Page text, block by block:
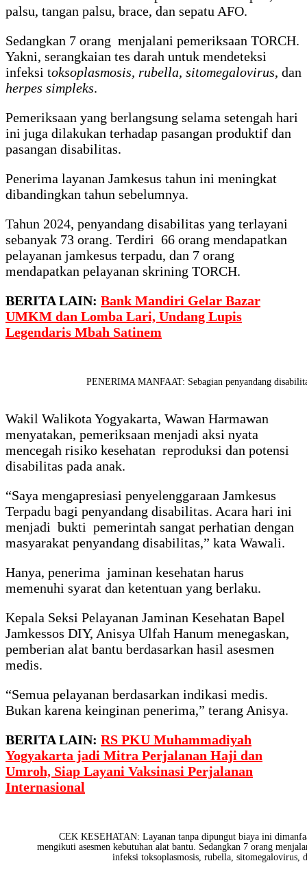
palsu, tangan palsu, brace, dan sepatu AFO.
Sedangkan 7 orang menjalani pemeriksaan TORCH.
Yakni, serangkaian tes darah untuk mendeteksi
infeksi toksoplasmosis, rubella, sitomegalovirus, dan
herpes simpleks.
Pemeriksaan yang berlangsung selama setengah hari
ini juga dilakukan terhadap pasangan produktif dan
pasangan disabilitas.
Penerima layanan Jamkesus tahun ini meningkat
dibandingkan tahun sebelumnya.
Tahun 2024, penyandang disabilitas yang terlayani
sebanyak 73 orang. Terdiri 66 orang mendapatkan
pelayanan jamkesus terpadu, dan 7 orang
mendapatkan pelayanan skrining TORCH.
BERITA LAIN: Bank Mandiri Gelar Bazar
UMKM dan Lomba Lari, Undang Lupis
Legendaris Mbah Satinem
PENERIMA MANFAAT: Sebagian penyandang
Wakil Walikota Yogyakarta, Wawan Harmawan
menyatakan, pemeriksaan menjadi aksi nyata
mencegah risiko kesehatan reproduksi dan potensi
disabilitas pada anak.
“Saya mengapresiasi penyelenggaraan Jamkesus
Terpadu bagi penyandang disabilitas. Acara hari ini
menjadi bukti pemerintah sangat perhatian dengan
masyarakat penyandang disabilitas,” kata Wawali.
Hanya, penerima jaminan kesehatan harus
memenuhi syarat dan ketentuan yang berlaku.
Kepala Seksi Pelayanan Jaminan Kesehatan Bapel
Jamkessos DIY, Anisya Ulfah Hanum menegaskan,
pemberian alat bantu berdasarkan hasil asesmen
medis.
“Semua pelayanan berdasarkan indikasi medis.
Bukan karena keinginan penerima,” terang Anisya.
BERITA LAIN: RS PKU Muhammadiyah
Yogyakarta jadi Mitra Perjalanan Haji dan
Umroh, Siap Layani Vaksinasi Perjalanan
Internasional
CEK KESEHATAN: Layanan tanpa dipungut biaya ini
mengikuti asesmen kebutuhan alat bantu. Sedangkan 7 orang
infeksi toksoplasmosis, rubella, sitomegalovirus,